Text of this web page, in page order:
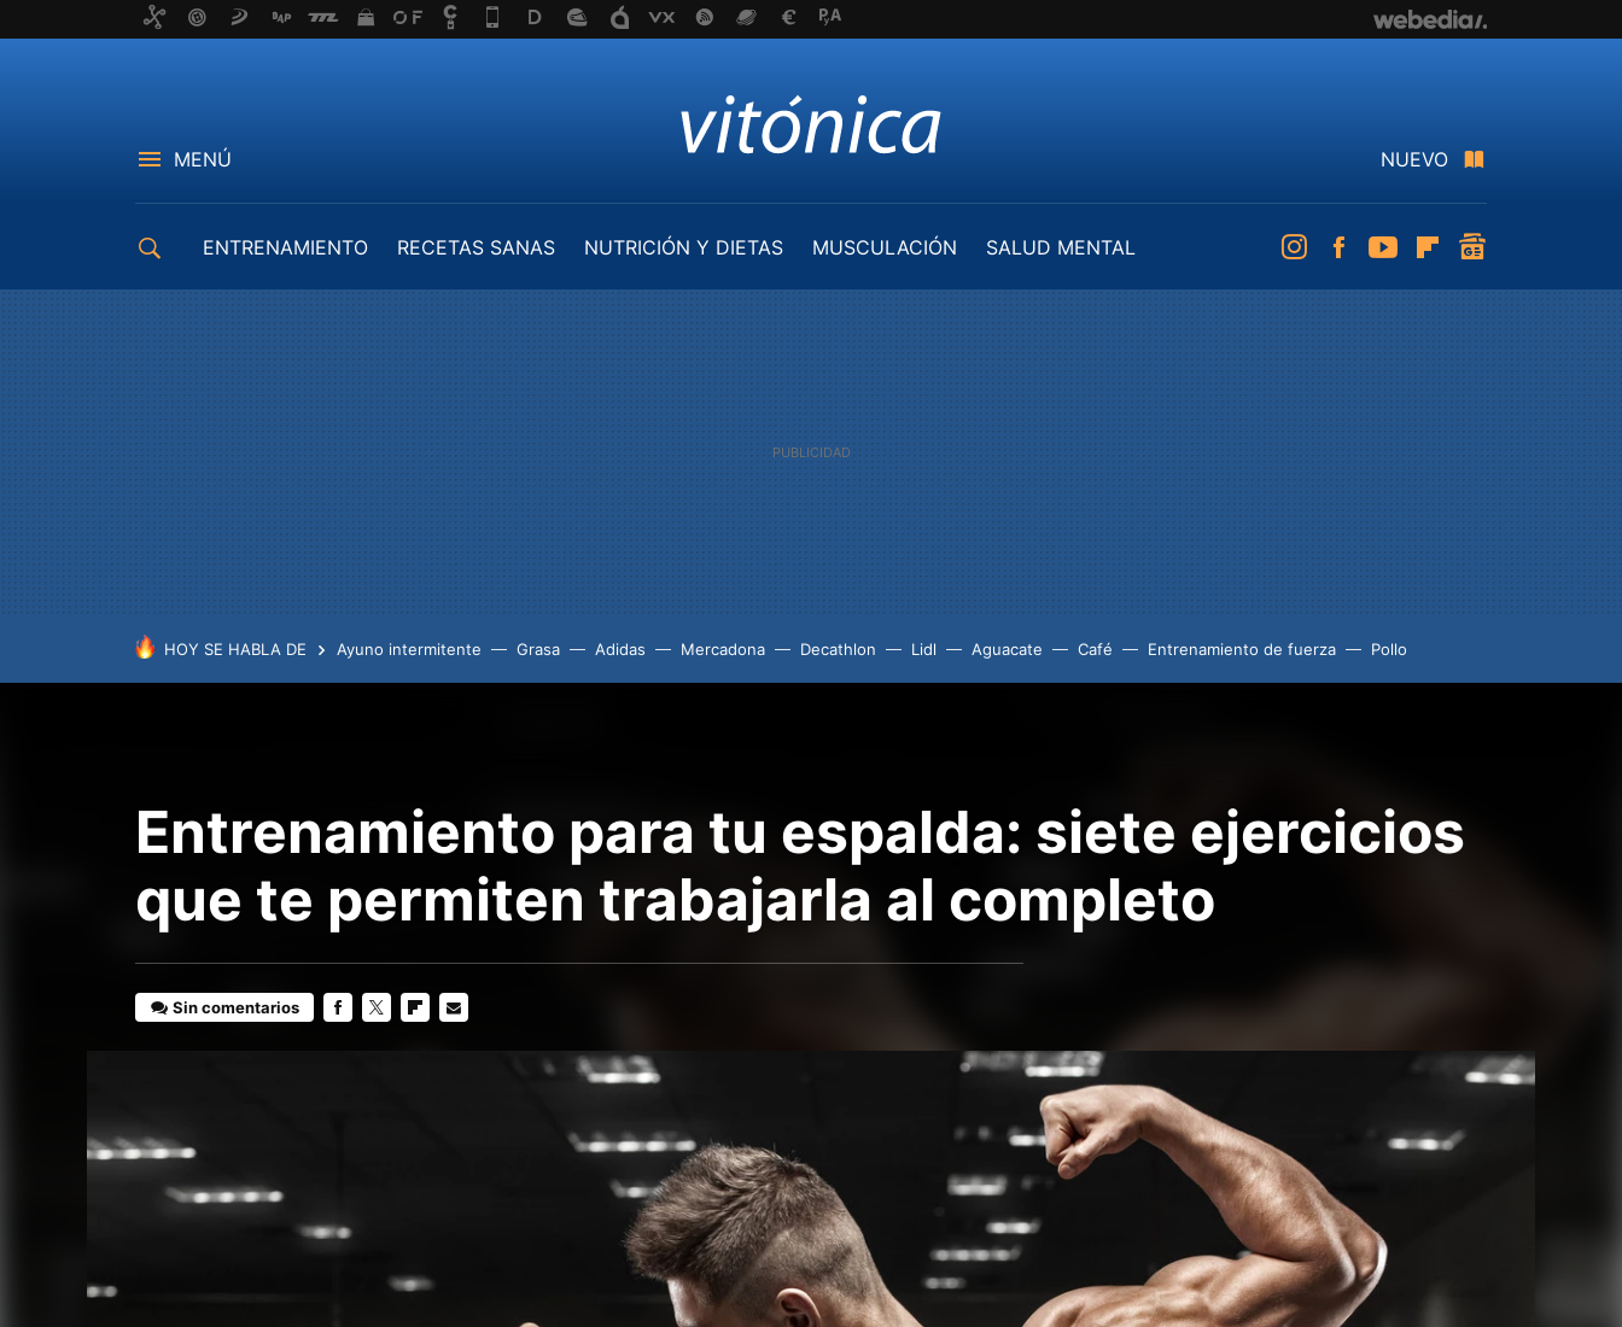
MENÚ NUEVO
ENTRENAMIENTO RECETAS SANAS NUTRICIÓN Y DIETAS MUSCULACIÓN
SALUD MENTAL
InstagramFacebookYoutubeFlipboard
HOY SE HABLA DE Ayuno intermitente Grasa Adidas Mercadona Decathlon Lidl Aguacate Café Entrenamiento de fuerza Pollo
Entrenamiento para tu espalda: siete ejercicios
que te permiten trabajarla al completo
Sin comentarios